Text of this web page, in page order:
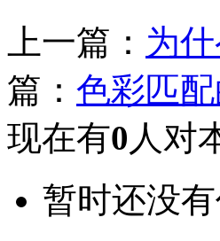
上一篇： 为
篇： 色彩匹
现在有0 人对
暂时还没